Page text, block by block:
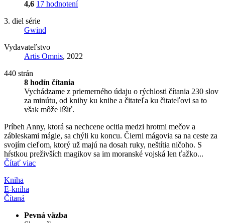
4,6 17 hodnotení
3. diel série
Gwind
Vydavateľstvo
Artis Omnis, 2022
440 strán
8 hodín čítania
Vychádzame z priemerného údaju o rýchlosti čítania 230 slov
za minútu, od knihy ku knihe a čitateľa ku čitateľovi sa to
však môže líšiť.
Príbeh Anny, ktorá sa nechcene ocitla medzi hrotmi mečov a
zábleskami mágie, sa chýli ku koncu. Čierni mágovia sa na ceste za
svojím cieľom, ktorý už majú na dosah ruky, neštítia ničoho. S
hŕstkou preživších magikov sa im moranské vojská len ťažko...
Čítať viac
Kniha
E-kniha
Čítaná
Pevná väzba